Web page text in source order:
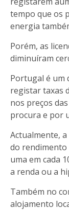
tempo que os
energia
Porém, as
diminuíram
Portugal é um
registar taxas
nos preços
procura e por
Actualmente,
do rendimento
uma em cada
a renda ou a
Também no
alojamento